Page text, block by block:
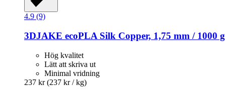
4.9 (9)
3DJAKE ecoPLA Silk Copper, 1,75 mm / 1000 g
Hög kvalitet
Lätt att skriva ut
Minimal vridning
237 kr (237 kr / kg)